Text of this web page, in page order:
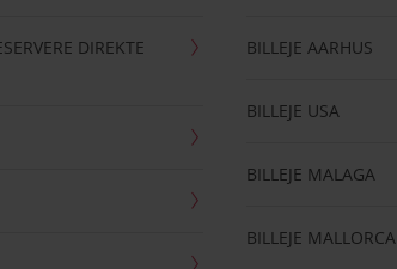
DIREKTE
BILLEJE AARHUS
BILLEJE USA
BILLEJE MALAGA
BILLEJE MALLORCA